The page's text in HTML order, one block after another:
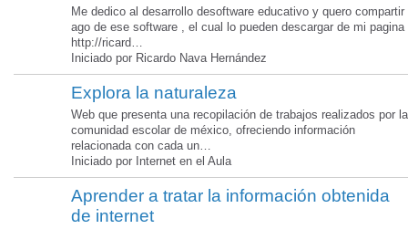
Me dedico al desarrollo desoftware educativo y quero compartir
ago de ese software , el cual lo pueden descargar de mi pagina
http://ricard…
Iniciado por Ricardo Nava Hernández
Explora la naturaleza
Web que presenta una recopilación de trabajos realizados por la
comunidad escolar de méxico, ofreciendo información
relacionada con cada un…
Iniciado por Internet en el Aula
Aprender a tratar la información obtenida
de internet